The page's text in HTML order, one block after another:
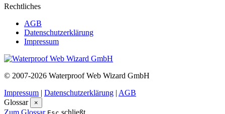
Rechtliches
AGB
Datenschutzerklärung
Impressum
© 2007-2026 Waterproof Web Wizard GmbH
Impressum | Datenschutzerklärung | AGB
Glossar
×
Zum Glossar schließt